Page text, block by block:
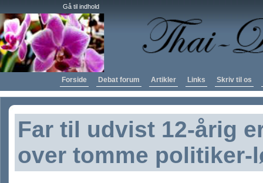
Gå til indhold
Forside Debat forum Artikler Links Skriv til os
Far til udvist 12-årig
over tomme politiker-